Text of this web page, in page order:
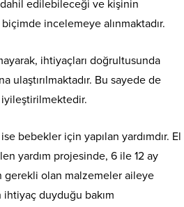
edilebileceği ve kişinin
incelemeye alınmaktadır.
ihtiyaçları doğrultusunda
ulaştırılmaktadır. Bu sayede de
iyileştirilmektedir.
bebekler için yapılan yardımdır. El
yardım projesinde, 6 ile 12 ay
gerekli olan malzemeler aileye
duyduğu bakım